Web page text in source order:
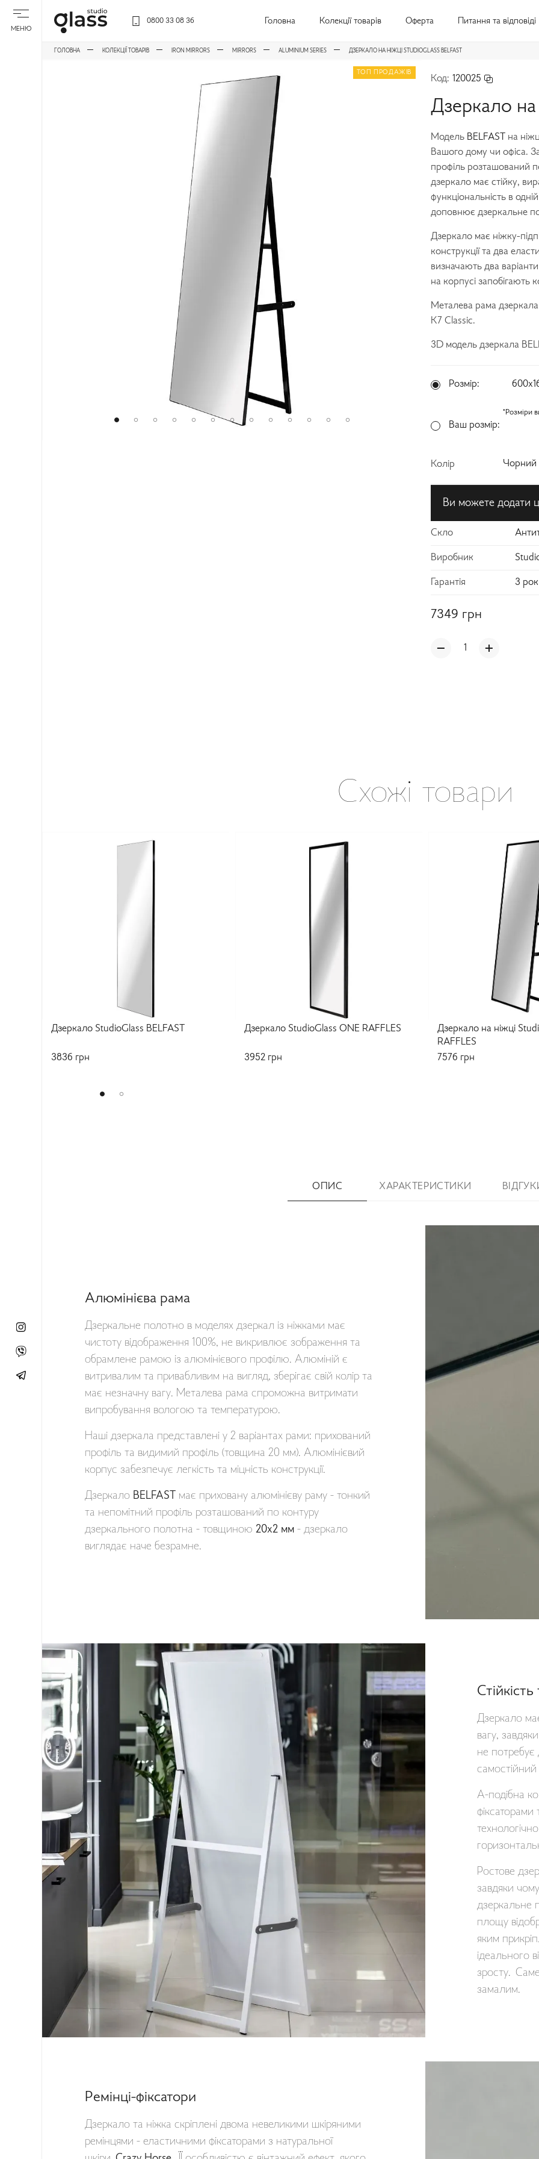
МЕНЮ
0800 33 08 36 Головна Колекції товарів Оферта Питання та відповіді
ГОЛОВНА КОЛЕКЦІЇ ТОВАРІВ IRON MIRRORS MIRRORS ALUMINIUM SERIES ДЗЕРКАЛО НА НІЖЦІ STUDIOGLASS BELFAST
ТОП ПРОДАЖІВ
Код: 120025
Дзеркало на
Модель BELFAST на
Вашого дому чи офіса.
профіль розташований
дзеркало має стійку,
функціональність в
доповнює дзеркальне
Дзеркало має ніжку-
конструкції та два
визначають два
на корпусі запобігають
Металева рама
K7 Classic.
3D модель дзеркала
Розмір:
*Розміри
Ваш розмір:
Колір Чорний
Ви можете додати
Скло
Виробник
Гарантія 3
7349 грн
Схожі товари
Дзеркало StudioGlass BELFAST
3836 грн
Дзеркало StudioGlass ONE RAFFLES
3952 грн
Дзеркало на ніжці
RAFFLES
7576 грн
ОПИС ХАРАКТЕРИСТИКИ
Алюмінієва рама
Дзеркальне полотно в моделях дзеркал із ніжками має
чистоту відображення 100%, не викривлює зображення та
обрамлене рамою із алюмінієвого профілю. Алюміній є
витривалим та привабливим на вигляд, зберігає свій колір та
має незначну вагу. Металева рама спроможна витримати
випробування вологою та температурою.
Наші дзеркала представлені у 2 варіантах рами: прихований
профіль та видимий профіль (товщина 20 мм). Алюмінієвий
корпус забезпечує легкість та міцність конструкції.
Дзеркало BELFAST має приховану алюмінієву раму - тонкий
та непомітний профіль розташований по контуру
дзеркального полотна - товщиною 20х2 мм - дзеркало
виглядає наче безрамне.
Дзеркало
вагу,
не потребує
самостійний
А-подібна
Ростове
завдяки
дзеркальне
площу
яким
ідеального
зросту.
замалим.
Ремінці-фіксатори
Дзеркало та ніжка скріплені двома невеликими шкіряними
ремінцями - еластичними фіксаторами з натуральної